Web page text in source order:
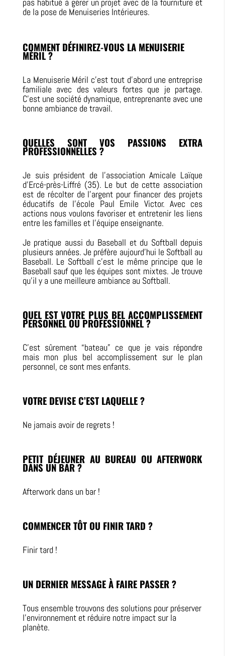
de la pose de Menuiseries Intérieures.
COMMENT DÉFINIREZ-VOUS LA MENUISERIE
MÉRIL ?
La Menuiserie Méril c’est tout d’abord une entreprise
familiale avec des valeurs fortes que je partage.
C’est une société dynamique, entreprenante avec une
bonne ambiance de travail.
QUELLES SONT VOS PASSIONS EXTRA
PROFESSIONNELLES ?
Je suis président de l’association Amicale Laïque
d’Ercé-près-Liffré (35). Le but de cette association
est de récolter de l’argent pour financer des projets
éducatifs de l’école Paul Emile Victor. Avec ces
actions nous voulons favoriser et entretenir les liens
entre les familles et l’équipe enseignante.
Je pratique aussi du Baseball et du Softball depuis
plusieurs années. Je préfère aujourd’hui le Softball au
Baseball. Le Softball c’est le même principe que le
Baseball sauf que les équipes sont mixtes. Je trouve
qu’il y a une meilleure ambiance au Softball.
QUEL EST VOTRE PLUS BEL ACCOMPLISSEMENT
PERSONNEL OU PROFESSIONNEL ?
C’est sûrement “bateau” ce que je vais répondre
mais mon plus bel accomplissement sur le plan
personnel, ce sont mes enfants.
VOTRE DEVISE C’EST LAQUELLE ?
Ne jamais avoir de regrets !
PETIT DÉJEUNER AU BUREAU OU AFTERWORK
DANS UN BAR ?
Afterwork dans un bar !
COMMENCER TÔT OU FINIR TARD ?
Finir tard !
UN DERNIER MESSAGE À FAIRE PASSER ?
Tous ensemble trouvons des solutions pour préserver
l’environnement et réduire notre impact sur la
planète.